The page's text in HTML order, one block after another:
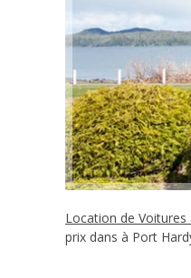
Location de Voitures
prix dans à Port